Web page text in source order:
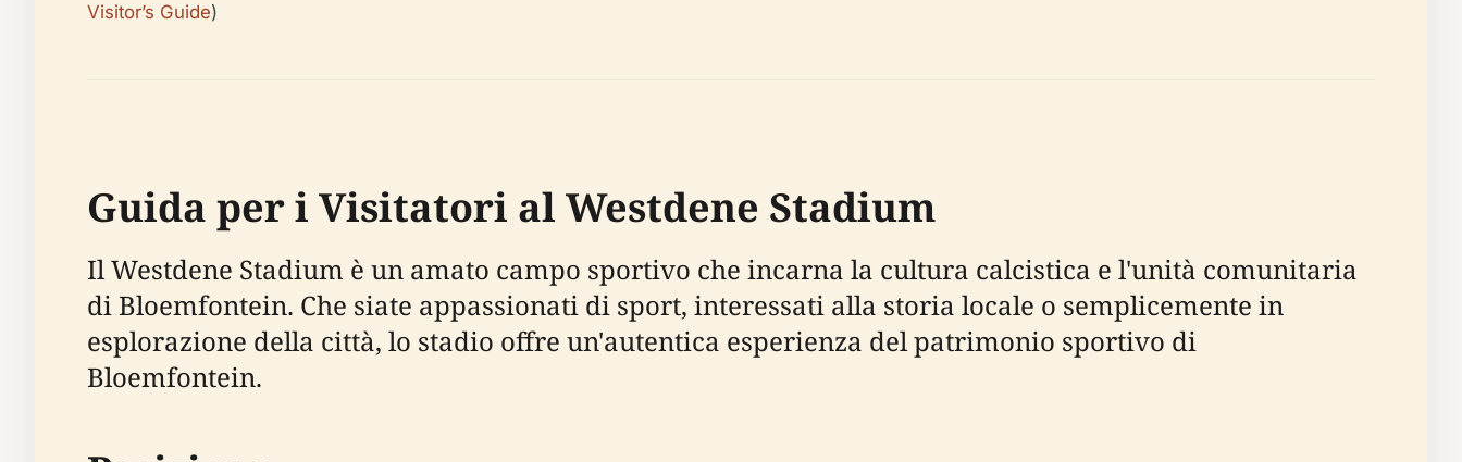
Visitor’s Guide)
Guida per i Visitatori al Westdene Stadium
Il Westdene Stadium è un amato campo sportivo che incarna la cultura calcistica e l'unità comunitaria
di Bloemfontein. Che siate appassionati di sport, interessati alla storia locale o semplicemente in
esplorazione della città, lo stadio offre un'autentica esperienza del patrimonio sportivo di
Bloemfontein.